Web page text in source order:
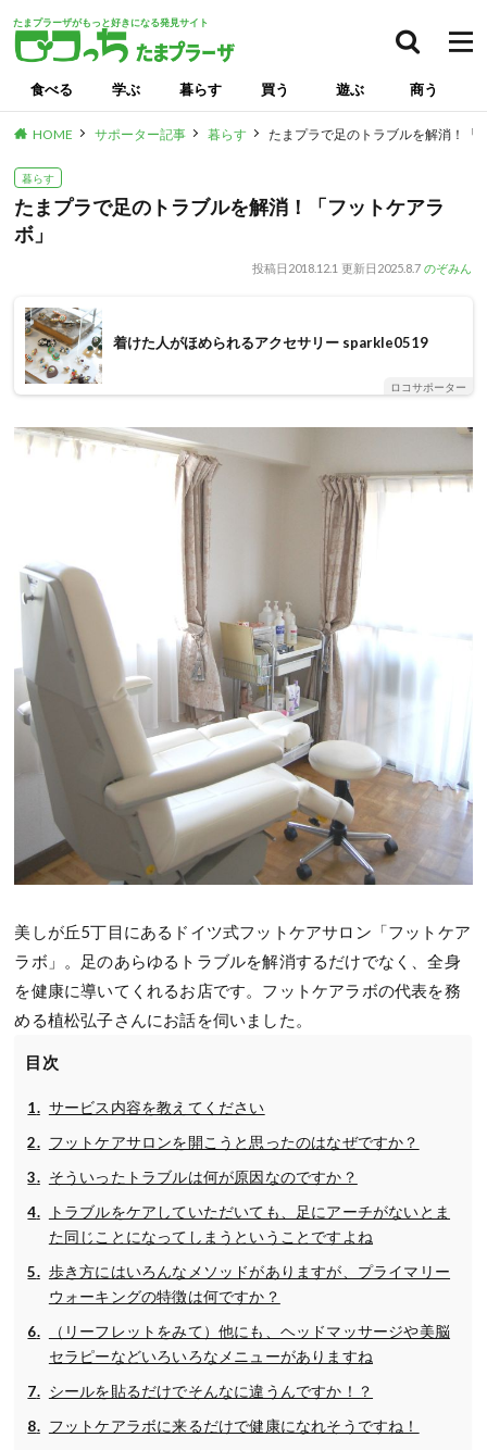
たまプラーザがもっと好きになる発見サイト
食べる 学ぶ 暮らす 買う 遊ぶ 商う
HOME サポーター記事 暮らす たまプラで足のトラブルを解消！「
暮らす
たまプラで足のトラブルを解消！「フットケアラ
ボ」
投稿日 2018.12.1 更新日 2025.8.7 のぞみん
着けた人がほめられるアクセサリー sparkle0519
ロコサポーター
美しが丘5丁目にあるドイツ式フットケアサロン「フットケア
ラボ」。足のあらゆるトラブルを解消するだけでなく、全身
を健康に導いてくれるお店です。フットケアラボの代表を務
める植松弘子さんにお話を伺いました。
目次
サービス内容を教えてください
フットケアサロンを開こうと思ったのはなぜですか？
そういったトラブルは何が原因なのですか？
トラブルをケアしていただいても、足にアーチがないとま
た同じことになってしまうということですよね
歩き方にはいろんなメソッドがありますが、プライマリー
ウォーキングの特徴は何ですか？
（リーフレットをみて）他にも、ヘッドマッサージや美脳
セラピーなどいろいろなメニューがありますね
シールを貼るだけでそんなに違うんですか！？
フットケアラボに来るだけで健康になれそうですね！